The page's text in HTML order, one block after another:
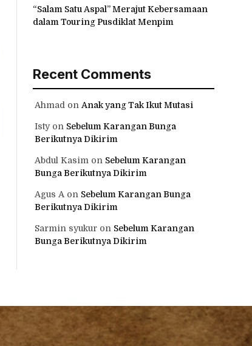
“Salam Satu Aspal” Merajut Kebersamaan
dalam Touring Pusdiklat Menpim
Recent Comments
Ahmad on Anak yang Tak Ikut Mutasi
Istyon Sebelum Karangan Bunga
Berikutnya Dikirim
Abdul Kasim on Sebelum Karangan
Bunga Berikutnya Dikirim
Agus A on Sebelum Karangan Bunga
Berikutnya Dikirim
Sarmin syukur on Sebelum Karangan
Bunga Berikutnya Dikirim